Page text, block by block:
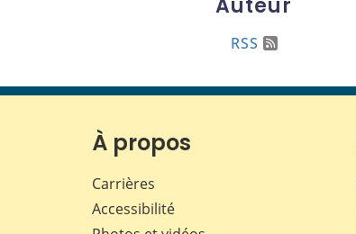
Auteur
RSS
À propos
Carrières
Accessibilité